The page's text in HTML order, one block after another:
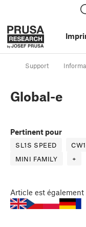
Support
Global-e
Pertinent pour
SL1S SPEED
MINI FAMILY
+
Article est